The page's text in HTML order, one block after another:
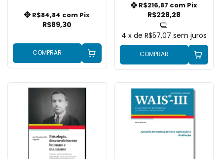
R$89,30
R$84,84 com Pix
COMPRAR
R$228,28
R$216,87 com Pix
4 x de R$57,07 sem juros
COMPRAR